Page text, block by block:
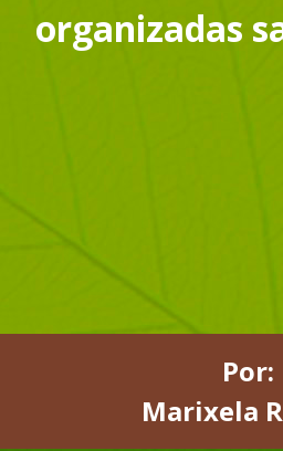
organizadas
Por:
Marixela